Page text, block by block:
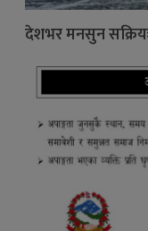
देशभर मनसुन सक्रियः